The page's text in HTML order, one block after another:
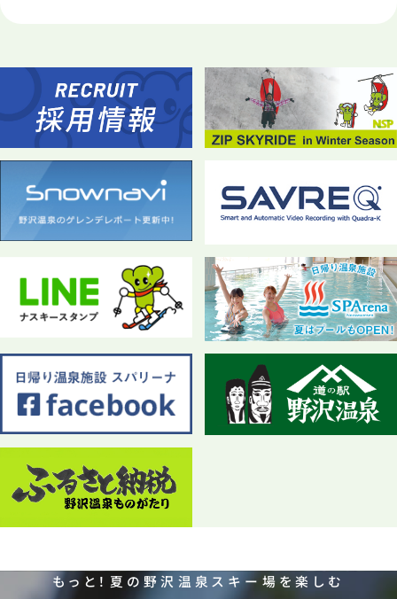
もっと！夏の野沢温泉スキー場を楽しむ